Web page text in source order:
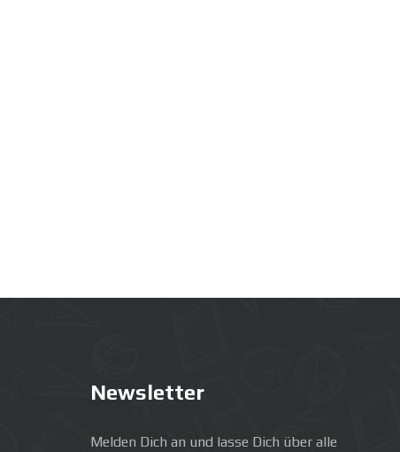
Newsletter
Melden Dich an und lasse Dich über alle